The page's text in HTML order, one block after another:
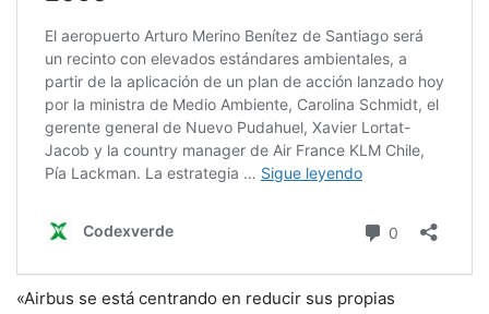
«Airbus se está centrando en reducir sus propias